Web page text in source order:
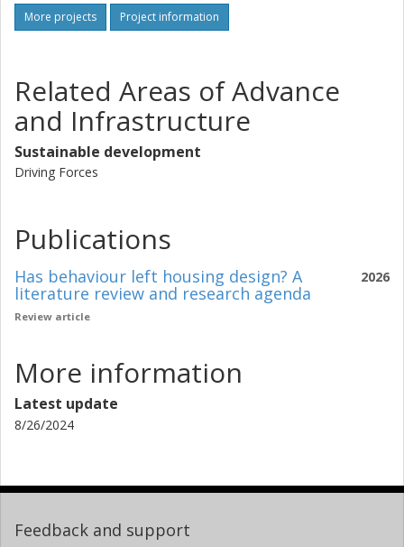
More projects Project information
Related Areas of Advance
and Infrastructure
Sustainable development
Driving Forces
Publications
2026
Has behaviour left housing design? A
literature review and research agenda
Review article
More information
Latest update
8/26/2024
Feedback and support